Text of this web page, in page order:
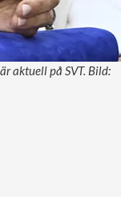
aktuell på SVT. Bild: